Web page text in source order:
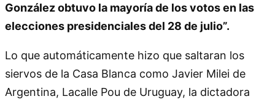
González obtuvo la mayoría de los votos en las
elecciones presidenciales del 28 de julio”.
Lo que automáticamente hizo que saltaran los
siervos de la Casa Blanca como Javier Milei de
Argentina, Lacalle Pou de Uruguay, la dictadora